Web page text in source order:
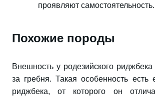
проявляют самостоятельность.
Похожие породы
Внешность у родезийского риджбека
за гребня. Такая особенность есть
риджбека, от которого он